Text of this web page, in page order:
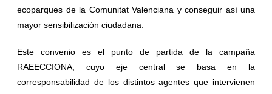
ecoparques de la Comunitat Valenciana y conseguir así una
mayor sensibilización ciudadana.
Este convenio es el punto de partida de la campaña
RAEECCIONA, cuyo eje central se basa en la
corresponsabilidad de los distintos agentes que intervienen